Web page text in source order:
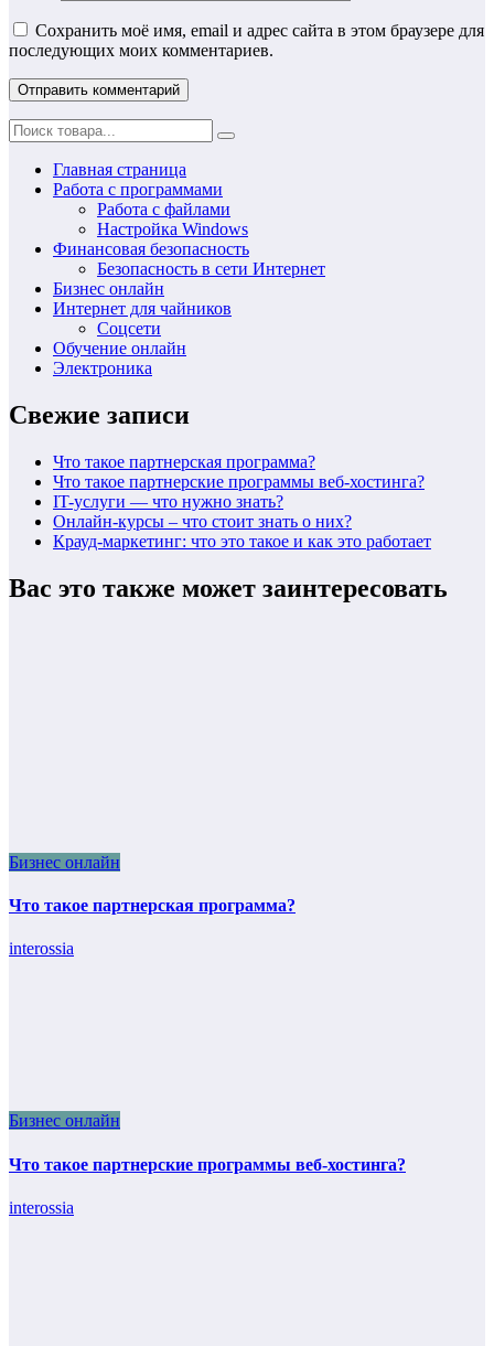
Сохранить моё имя, email и адрес сайта в этом браузере для
последующих моих комментариев.
Главная страница
Работа с программами
Работа с файлами
Настройка Windows
Финансовая безопасность
Безопасность в сети Интернет
Бизнес онлайн
Интернет для чайников
Соцсети
Обучение онлайн
Электроника
Свежие записи
Что такое партнерская программа?
Что такое партнерские программы веб-хостинга?
IT-услуги — что нужно знать?
Онлайн-курсы – что стоит знать о них?
Крауд-маркетинг: что это такое и как это работает
Вас это также может заинтересовать
Бизнес онлайн
Что такое партнерская программа?
interossia
Бизнес онлайн
Что такое партнерские программы веб-хостинга?
interossia